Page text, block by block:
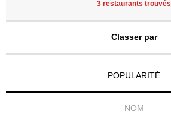
3 restaurants trouvés
Classer par
POPULARITÉ
NOM